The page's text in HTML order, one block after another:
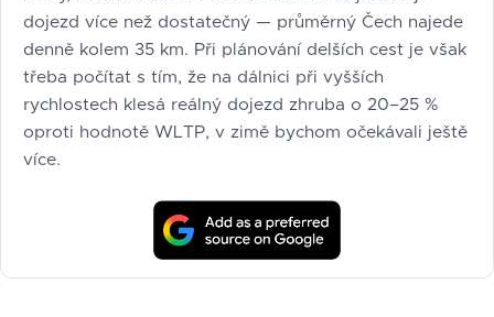
dojezd více než dostatečný — průměrný Čech najede
denně kolem 35 km. Při plánování delších cest je však
třeba počítat s tím, že na dálnici při vyšších
rychlostech klesá reálný dojezd zhruba o 20–25 %
oproti hodnotě WLTP, v zimě bychom očekávali ještě
více.